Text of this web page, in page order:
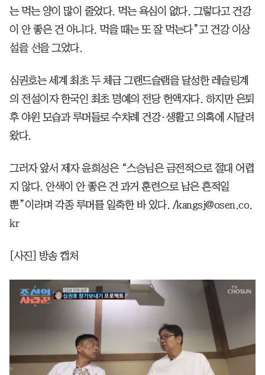
는 먹는 양이 많이 줄었다. 먹는 욕심이 없다. 그렇다고 건강
이 안 좋은 건 아니다. 먹을 때는 또 잘 먹는다”고 건강 이상
설을 선을 그었다.
심권호는 세계 최초 두 체급 그랜드슬램을 달성한 레슬링계
의 전설이자 한국인 최초 명예의 전당 헌액자다. 하지만 은퇴
후 야윈 모습과 루머들로 수차례 건강·생활고 의혹에 시달려
왔다.
그러자 앞서 제자 윤희성은 “스승님은 금전적으로 절대 어렵
지 않다. 안색이 안 좋은 건 과거 훈련으로 남은 흔적일
뿐”이라며 각종 루머를 일축한 바 있다. /kangsj@osen.co.
kr
[사진] 방송 캡처